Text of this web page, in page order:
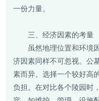
一份力量。
三、经济因素的考量
虽然地理位置和环境
济因素同样不可忽视。公
素而异。选择一个较好高
负担。在对比各个陵园时